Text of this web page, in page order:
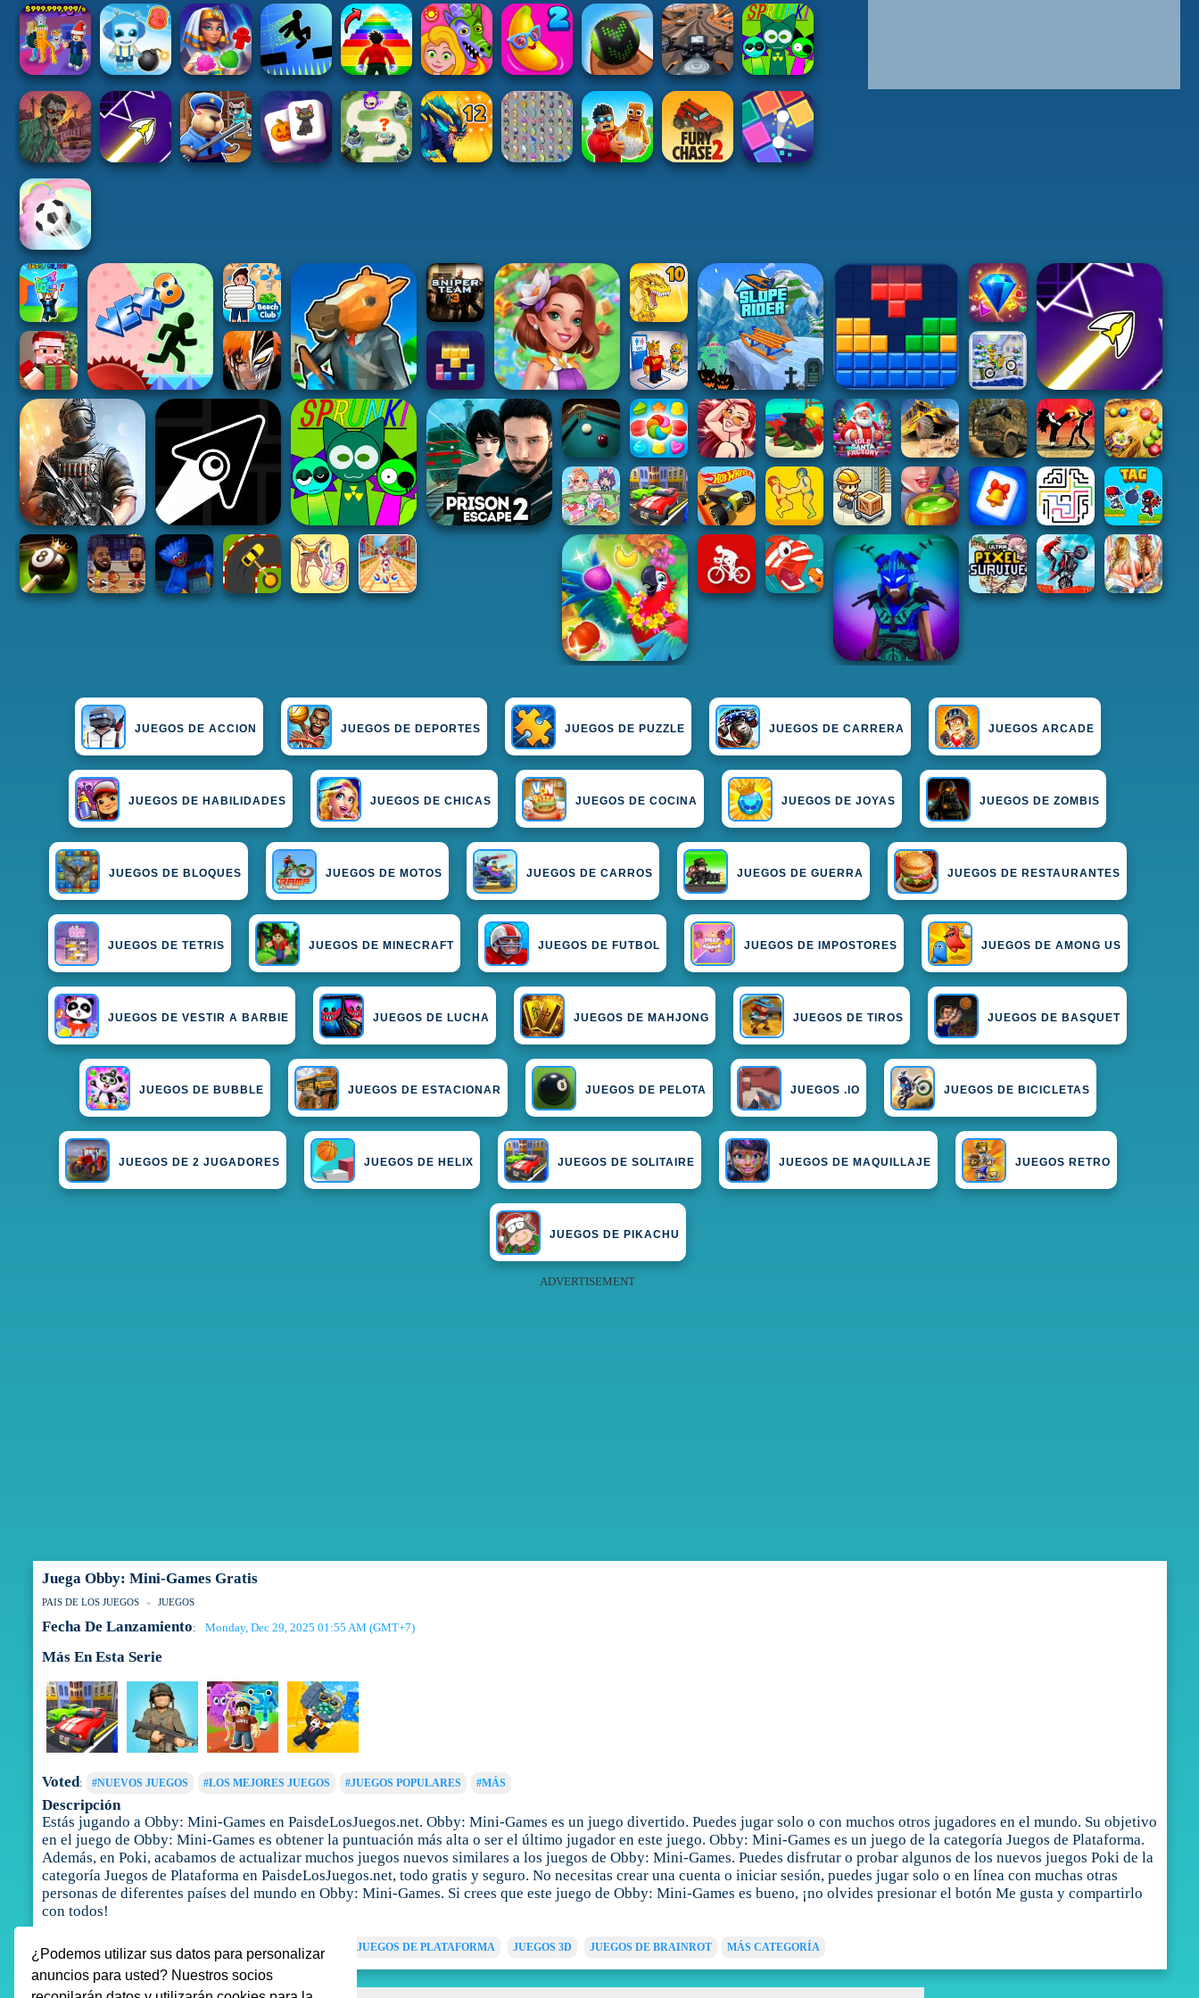
¿Podemos utilizar sus datos para personalizar
anuncios para usted? Nuestros socios
JUEGOS DE ACCION JUEGOS DE DEPORTES JUEGOS DE PUZZLE JUEGOS DE CARRERA JUEGOS ARCADE
JUEGOS DE HABILIDADES JUEGOS DE CHICAS JUEGOS DE COCINA JUEGOS DE JOYAS JUEGOS DE ZOMBIS
JUEGOS DE BLOQUES JUEGOS DE MOTOS JUEGOS DE CARROS JUEGOS DE GUERRA JUEGOS DE RESTAURANTES
JUEGOS DE TETRIS JUEGOS DE MINECRAFT JUEGOS DE FUTBOL JUEGOS DE IMPOSTORES JUEGOS DE AMONG US
JUEGOS DE VESTIR A BARBIE JUEGOS DE LUCHA JUEGOS DE MAHJONG JUEGOS DE TIROS JUEGOS DE BASQUET
JUEGOS DE BUBBLE JUEGOS DE ESTACIONAR JUEGOS DE PELOTA JUEGOS .IO JUEGOS DE BICICLETAS
JUEGOS DE 2 JUGADORES JUEGOS DE HELIX JUEGOS DE SOLITAIRE JUEGOS DE MAQUILLAJE JUEGOS RETRO
JUEGOS DE PIKACHU
ADVERTISEMENT
Juega Obby: Mini-Games Gratis
PAIS DE LOS JUEGOS JUEGOS
Fecha De Lanzamiento: Monday, Dec 29, 2025 01:55 AM (GMT+7)
Más En Esta Serie
Voted: #NUEVOS JUEGOS #LOS MEJORES JUEGOS #JUEGOS POPULARES #MÁS
Descripción
Estás jugando a Obby: Mini-Games en PaisdeLosJuegos.net. Obby: Mini-Games es un juego divertido. Puedes jugar solo o con muchos otros jugadores en el mundo. Su objetivo
en el juego de Obby: Mini-Games es obtener la puntuación más alta o ser el último jugador en este juego. Obby: Mini-Games es un juego de la categoría Juegos de Plataforma.
Además, en Poki, acabamos de actualizar muchos juegos nuevos similares a los juegos de Obby: Mini-Games. Puedes disfrutar o probar algunos de los nuevos juegos Poki de la
categoría Juegos de Plataforma en PaisdeLosJuegos.net, todo gratis y seguro. No necesitas crear una cuenta o iniciar sesión, puedes jugar solo o en línea con muchas otras
personas de diferentes países del mundo en Obby: Mini-Games. Si crees que este juego de Obby: Mini-Games es bueno, ¡no olvides presionar el botón Me gusta y compartirlo
con todos!
Tags JUEGOS DE ROBLOX JUEGOS DE HABILIDAD JUEGOS DE PLATAFORMA JUEGOS 3D JUEGOS DE BRAINROT MÁS CATEGORÍA